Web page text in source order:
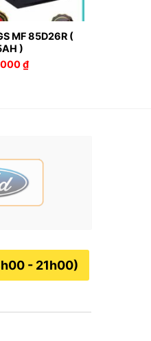
MF 85D26R (
)
₫Giá
hiện
- 21h00)